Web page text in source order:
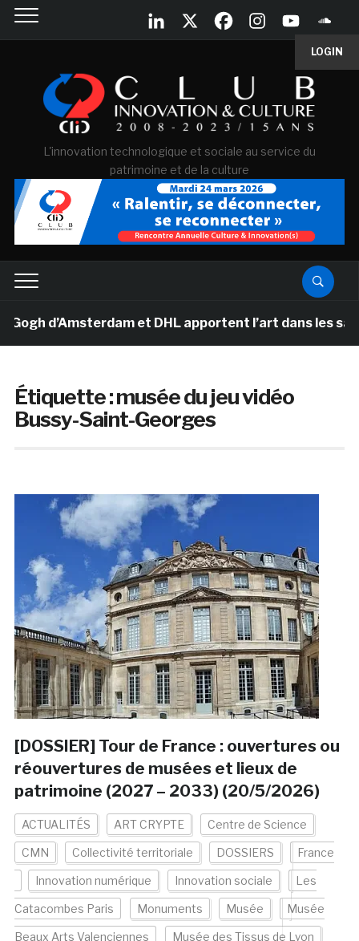
LOGIN
L'innovation technologique et sociale au service du
patrimoine et de la culture
d’Amsterdam et DHL apportent l’art dans les salles
Étiquette :musée du jeu vidéo
Bussy-Saint-Georges
[DOSSIER] Tour de France : ouvertures ou
réouvertures de musées et lieux de
patrimoine (2027 – 2033) (20/5/2026)
ACTUALITÉS ART CRYPTE Centre de Science
CMN Collectivité territoriale DOSSIERS France
Innovation numérique Innovation sociale Les
Catacombes Paris Monuments Musée Musée
Beaux Arts Valenciennes Musée des Tissus de Lyon